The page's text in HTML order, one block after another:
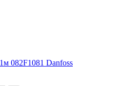
082F1081 Danfoss